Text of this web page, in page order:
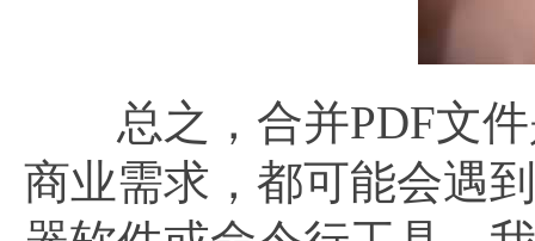
总之，合并PDF文件
商业需求，都可能会遇